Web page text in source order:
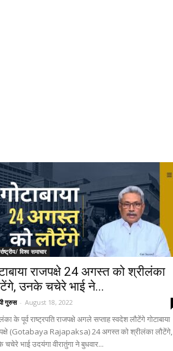
विश्व समाचार
राजपक्षे 24 अगस्त को श्रीलंका
उनके चचेरे भाई ने...
गुरुस - August 18, 2022
के पूर्व राष्ट्रपति राजपक्षे अगले सप्ताह स्वदेश लौटेंगे गोटाबाया
(Gotabaya Rajapaksa) 24 अगस्त को श्रीलंका लौटेंगे,
भाई उदयंगा वीरातुंगा ने बुधवार...